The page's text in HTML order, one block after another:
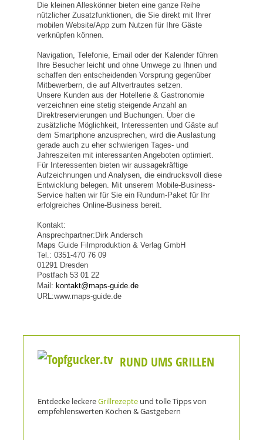
Die kleinen Alleskönner bieten eine ganze Reihe
nützlicher Zusatzfunktionen, die Sie direkt mit Ihrer
mobilen Website/App zum Nutzen für Ihre Gäste
verknüpfen können.
Navigation, Telefonie, Email oder der Kalender führen
Ihre Besucher leicht und ohne Umwege zu Ihnen und
schaffen den entscheidenden Vorsprung gegenüber
Mitbewerbern, die auf Altvertrautes setzen.
Unsere Kunden aus der Hotellerie & Gastronomie
verzeichnen eine stetig steigende Anzahl an
Direktreservierungen und Buchungen. Über die
zusätzliche Möglichkeit, Interessenten und Gäste auf
dem Smartphone anzusprechen, wird die Auslastung
gerade auch zu eher schwierigen Tages- und
Jahreszeiten mit interessanten Angeboten optimiert.
Für Interessenten bieten wir aussagekräftige
Aufzeichnungen und Analysen, die eindrucksvoll diese
Entwicklung belegen. Mit unserem Mobile-Business-
Service halten wir für Sie ein Rundum-Paket für Ihr
erfolgreiches Online-Business bereit.
Kontakt:
Ansprechpartner:Dirk Andersch
Maps Guide Filmproduktion & Verlag GmbH
Tel.: 0351-470 76 09
01291 Dresden
Postfach 53 01 22
Mail: kontakt@maps-guide.de
URL:www.maps-guide.de
RUND UMS GRILLEN
Entdecke leckereGrillrezepte und tolle Tipps von
empfehlenswerten Köchen & Gastgebern